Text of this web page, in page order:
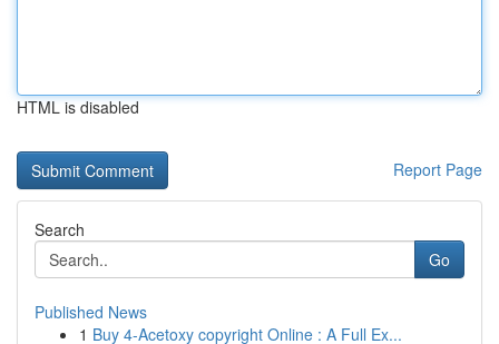
HTML is disabled
Report Page
Search
Go
Published News
1 Buy 4-Acetoxy copyright Online : A Full Ex...